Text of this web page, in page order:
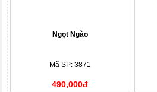
Ngọt Ngào
Mã SP: 3871
490,000đ